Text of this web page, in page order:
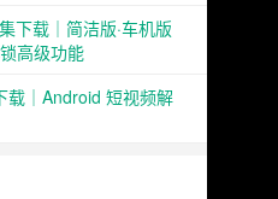
下载｜简洁版·车机版
高级功能
载｜Android 短视频解